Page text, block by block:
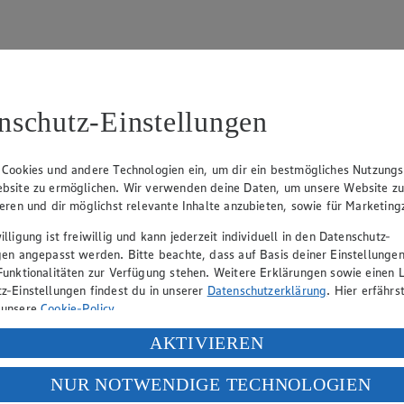
(Geschäftsführer), Christian Remy (Geschäftsführer), Stefan
gewährt Ihnen jedoch das Recht, den auf dieser Website
und Vervielfältigung von Bildmaterial oder Grafiken aus
verantwortlich. Firma und Anschriften unserer
hin, dass wir nicht an einem Streitbeilegungsverfahren vor einer
Einstellungen
und andere Technologien ein, um dir ein bestmögliches
zu ermöglichen. Wir verwenden deine Daten, um unsere Website zu
und dir möglichst relevante Inhalte anzubieten, sowie für
ist freiwillig und kann jederzeit individuell in den Datenschutz-
angepasst werden. Bitte beachte, dass auf Basis deiner
zur Verfügung stehen. Weitere Erklärungen sowie einen
Einstellungen findest du in unserer Datenschutzerklärung. Hier
Cookie-Policy.
deiner personenbezogenen Daten in den USA durch Facebook und
„Aktivieren“ klickst, willigst du im Sinne des Art. 49 Abs. 1 Satz 1 lit.
Daten in den USA verarbeitet werden. Der EuGH sieht die USA als
AKTIVIEREN
NUR NOTWENDIGE TECHNOLOGIEN